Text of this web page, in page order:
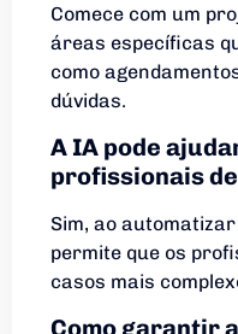
Comece com um
áreas específicas
como
dúvidas.
A IA pode
profissionais
Sim, ao
permite que os
casos mais